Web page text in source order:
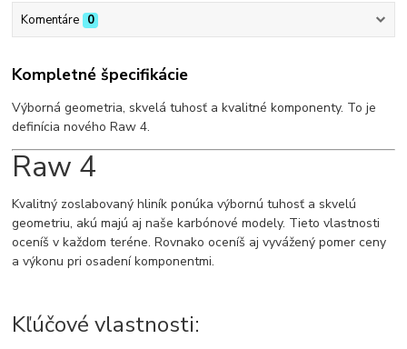
Komentáre 0
Kompletné špecifikácie
Výborná geometria, skvelá tuhosť a kvalitné komponenty. To je
definícia nového Raw 4.
Raw 4
Kvalitný zoslabovaný hliník ponúka výbornú tuhosť a skvelú
geometriu, akú majú aj naše karbónové modely. Tieto vlastnosti
oceníš v každom teréne. Rovnako oceníš aj vyvážený pomer ceny
a výkonu pri osadení komponentmi.
Kľúčové vlastnosti: